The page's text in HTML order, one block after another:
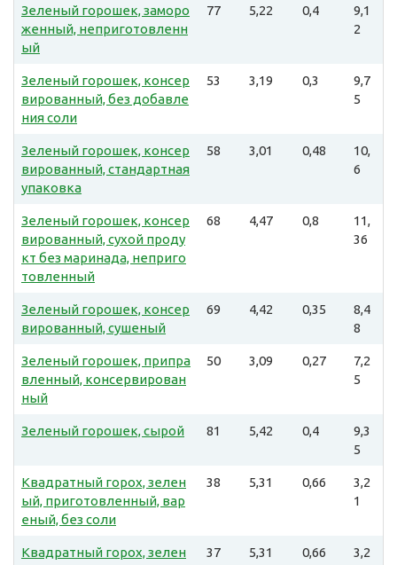
Зеленый горошек, заморо
женный, неприготовленн
ый
77 5,22 0,4
9,1
2
Зеленый горошек, консер
вированный, без добавле
ния соли
53 3,19 0,3
9,7
5
Зеленый горошек, консер
вированный, стандартная
упаковка
58 3,01 0,48
10,
6
Зеленый горошек, консер
вированный, сухой проду
кт без маринада, неприго
товленный
68 4,47 0,8
11,
36
Зеленый горошек, консер
вированный, сушеный
69 4,42 0,35
8,4
8
Зеленый горошек, припра
вленный, консервирован
ный
50 3,09 0,27
7,2
5
Зеленый горошек, сырой 81 5,42 0,4
9,3
5
Квадратный горох, зелен
ый, приготовленный, вар
еный, без соли
38 5,31 0,66
3,2
1
Квадратный горох, зелен
37 5,31 0,66
3,2